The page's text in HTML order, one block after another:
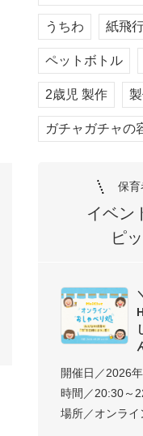
うちわ 紙飛
ペットボトル
2歳児 製作
ガチャガチャの
保育
イベン
ピ
開催日／2026
時間／20:30～
場所／オンライ